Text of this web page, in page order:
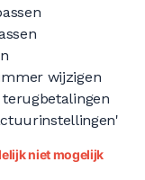
wijzigen
niet mogelijk